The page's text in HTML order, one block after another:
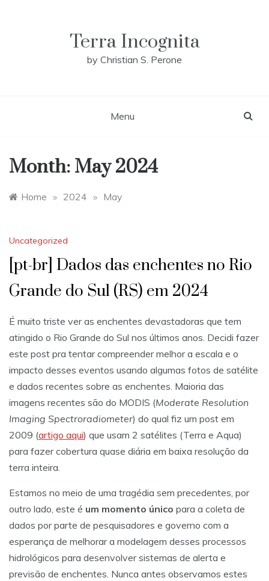
Terra Incognita
by Christian S. Perone
Menu
Month: May 2024
Home » 2024 » May
Uncategorized
[pt-br] Dados das enchentes no Rio
Grande do Sul (RS) em 2024
É muito triste ver as enchentes devastadoras que tem
atingido o Rio Grande do Sul nos últimos anos. Decidi fazer
este post pra tentar compreender melhor a escala e o
impacto desses eventos usando algumas fotos de satélite
e dados recentes sobre as enchentes. Maioria das
imagens recentes são do MODIS (Moderate Resolution
Imaging Spectroradiometer) do qual fiz um post em
2009 (artigo aqui) que usam 2 satélites (Terra e Aqua)
para fazer cobertura quase diária em baixa resolução da
terra inteira.
Estamos no meio de uma tragédia sem precedentes, por
outro lado, este é um momento único para a coleta de
dados por parte de pesquisadores e governo com a
esperança de melhorar a modelagem desses processos
hidrológicos para desenvolver sistemas de alerta e
previsão de enchentes. Nunca antes observamos estes